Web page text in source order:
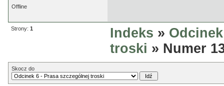
Offline
Strony: 1 Indeks »
troski » Numer
Skocz do